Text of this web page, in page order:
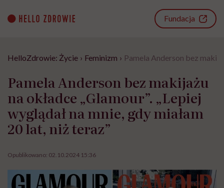
content
Fundacja
HelloZdrowie: Życie › Feminizm › Pamela Anderson bez
Pamela Anderson bez makijażu
na okładce „Glamour”. „Lepiej
wyglądał na mnie, gdy miałam
20 lat, niż teraz”
Opublikowano: 02.10.2024 15:36